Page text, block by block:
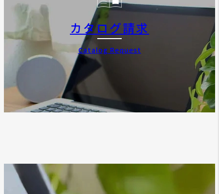
カタログ請求
Catalog Request